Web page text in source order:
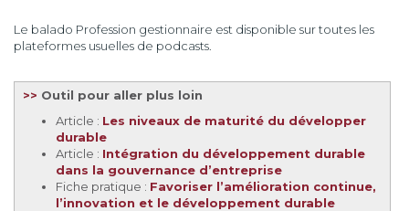
Le balado Profession gestionnaire est disponible sur toutes les
plateformes usuelles de podcasts.
>> Outil pour aller plus loin
Article : Les niveaux de maturité du développer
durable
Article : Intégration du développement durable
dans la gouvernance d’entreprise
Fiche pratique : Favoriser l’amélioration continue,
l’innovation et le développement durable